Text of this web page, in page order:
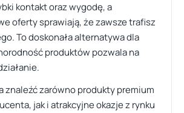
kontakt oraz wygodę, a
oferty sprawiają, że zawsze trafisz
To doskonała alternatywa dla
produktów pozwala na
znaleźć zarówno produkty premium
jak i atrakcyjne okazje z rynku